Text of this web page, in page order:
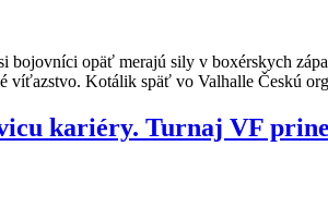
opäť merajú sily v boxérskych
víťazstvo. Kotálik späť vo Valhalle Českú
kariéry. Turnaj VF